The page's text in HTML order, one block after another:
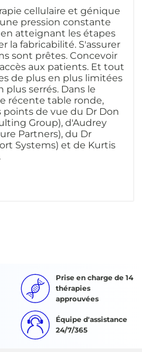
cellulaire et génique
pression constante
atteignant les étapes
la fabricabilité. S'assurer
sont prêtes. Concevoir
aux patients. Et tout
de plus en plus limitées
plus serrés. Dans le
récente table ronde,
points de vue du Dr Don
Group), d'Audrey
Partners), du Dr
Systems) et de Kurtis
Prise en charge de 14
thérapies
approuvées
Équipe d'assistance
24/7/365